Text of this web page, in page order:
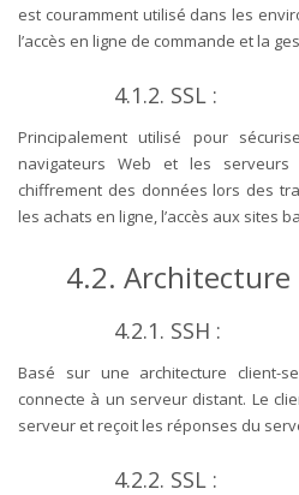
est couramment utilisé dans les
l’accès en ligne de commande et la
4.1.2. SSL :
Principalement utilisé pour
navigateurs Web et les
chiffrement des données lors des
les achats en ligne, l’accès aux sites
4.2. Architecture
4.2.1. SSH :
Basé sur une architecture client-
connecte à un serveur distant. Le
serveur et reçoit les réponses du
4.2.2. SSL :